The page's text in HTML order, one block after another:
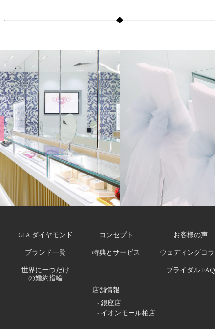
GIA ダイヤモンド
ブランド一覧
世界に一つだけ
の婚約指輪
コンセプト
特典とサービス
お客様の声
ウェディングコ
ブライダル FAQ
店舗情報
- 銀座店
- イオンモール柏店